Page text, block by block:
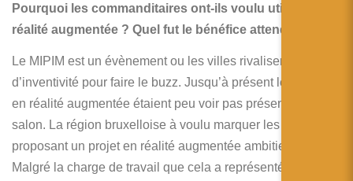
Pourquoi les commanditaires ont-ils voulu utilisé de la
réalité augmentée ? Quel fut le bénéfice attendu ?
Le MIPIM est un évènement ou les villes rivalisent
d’inventivité pour faire le buzz. Jusqu’à présent les projets
en réalité augmentée étaient peu voir pas présents sur le
salon. La région bruxelloise à voulu marquer les esprits en
proposant un projet en réalité augmentée ambitieux.
Malgré la charge de travail que cela a représenté, les